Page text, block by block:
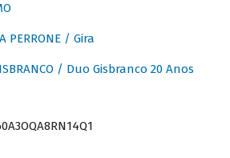
PERRONE / Gira
/ Duo Gisbranco 20 Anos